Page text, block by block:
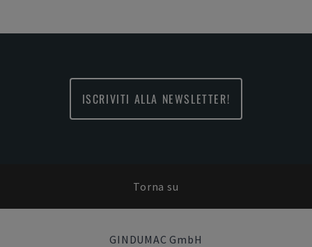
ISCRIVITI ALLA NEWSLETTER!
Torna su
GINDUMAC GmbH